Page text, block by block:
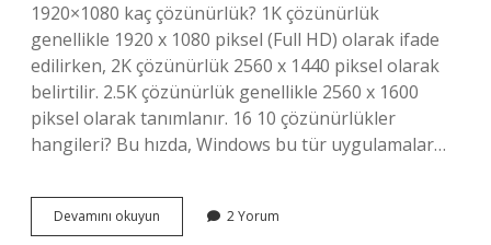
1920×1080 kaç çözünürlük? 1K çözünürlük
genellikle 1920 x 1080 piksel (Full HD) olarak ifade
edilirken, 2K çözünürlük 2560 x 1440 piksel olarak
belirtilir. 2.5K çözünürlük genellikle 2560 x 1600
piksel olarak tanımlanır. 16 10 çözünürlükler
hangileri? Bu hızda, Windows bu tür uygulamalar…
Devamını okuyun
16
2 Yorum